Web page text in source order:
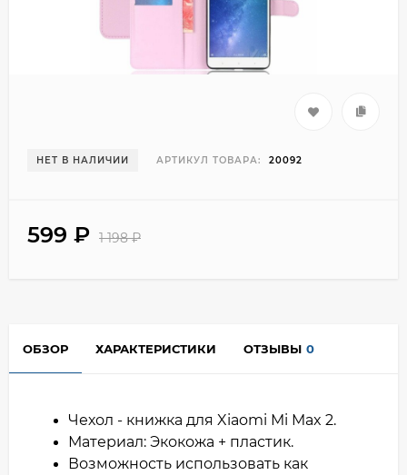
НЕТ В НАЛИЧИИ АРТИКУЛ ТОВАРА: 20092
599 ₽ 1 198₽
ОБЗОР ХАРАКТЕРИСТИКИ ОТЗЫВЫ 0
Чехол - книжка для Xiaomi Mi Max 2.
Материал: Экокожа + пластик.
Возможность использовать как